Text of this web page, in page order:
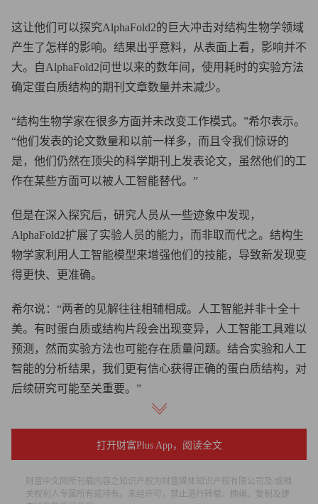
这让他们可以探究AlphaFold2的巨大冲击对结构生物学领域
产生了怎样的影响。结果出乎意料，从表面上看，影响并不
大。自AlphaFold2问世以来的数年间，使用耗时的实验方法
确定蛋白质结构的期刊文章数量并未减少。
“结构生物学家在很多方面并未改变工作模式。”希尔表示。
“他们发表的论文数量和以前一样多，而且令我们惊讶的
是，他们仍然在顶尖的科学期刊上发表论文，虽然他们的工
作在某些方面可以被人工智能替代。”
但是在深入探究后，研究人员从一些迹象中发现，
AlphaFold2扩展了实验人员的能力，而非取而代之。结构生
物学家利用人工智能模型来增强他们的技能，导致新发现变
得更快、更准确。
希尔说：“两者的见解往往相辅相成。人工智能并非十全十
美。有时蛋白质或结构片段会出现变异，人工智能工具难以
预测，然而实验方法也可能存在质量问题。结合实验和人工
智能的分析结果，我们更有信心获得正确的蛋白质结构，对
后续研究可能至关重要。”
量。在AlphaFold2出现之前，许多尚未确定结构的蛋白质受
到忽视，并非因为科学家缺乏兴趣，而是因为实验方法不切
打开财富Plus App，阅读全文
财富中文网所刊载内容之知识产权为财富媒体知识产权有限公司及/或相
关权利人专属所有或持有。未经许可，禁止进行转载、摘编、复制及建